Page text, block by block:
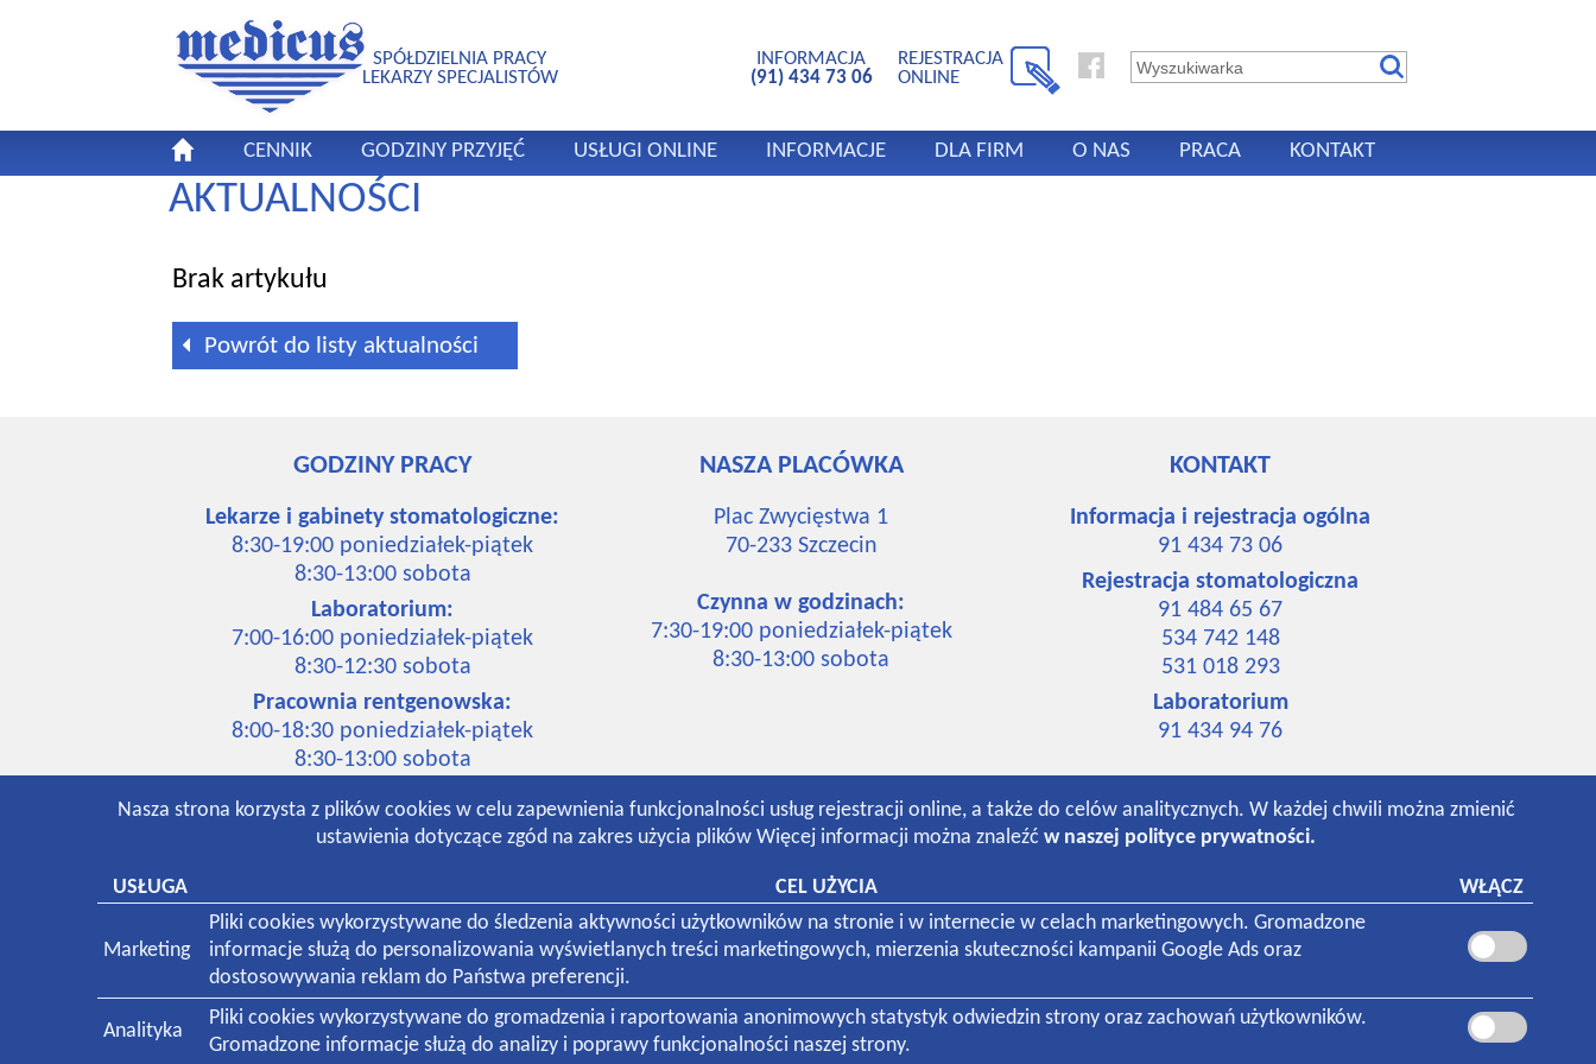
SPÓŁDZIELNIA PRACY
LEKARZY SPECJALISTÓW
INFORMACJA
(91) 434 73 06
REJESTRACJA
ONLINE
CENNIK GODZINY PRZYJĘĆ USŁUGI ONLINE INFORMACJE DLA FIRM O NAS PRACA KONTAKT
AKTUALNOŚCI
Brak artykułu
Powrót do listy aktualności
GODZINY PRACY
Lekarze i gabinety stomatologiczne:
8:30-19:00 poniedziałek-piątek
8:30-13:00 sobota
Laboratorium:
7:00-16:00 poniedziałek-piątek
8:30-12:30 sobota
Pracownia rentgenowska:
8:00-18:30 poniedziałek-piątek
8:30-13:00 sobota
NASZA PLACÓWKA
Plac Zwycięstwa 1
70-233 Szczecin
Czynna w godzinach:
7:30-19:00 poniedziałek-piątek
8:30-13:00 sobota
KONTAKT
Informacja i rejestracja ogólna
91 434 73 06
Rejestracja stomatologiczna
91 484 65 67
534 742 148
531 018 293
Laboratorium
91 434 94 76
Świadczymy usługi medyczne dla pacjentów firm:
Nasza strona korzysta z plików cookies w celu zapewnienia funkcjonalności usług rejestracji online, a także do celów analitycznych. W każdej chwili można zmienić
ustawienia dotyczące zgód na zakres użycia plików Więcej informacji można znaleźć w naszej polityce prywatności.
USŁUGA CEL UŻYCIA WŁĄCZ
Marketing
Pliki cookies wykorzystywane do śledzenia aktywności użytkowników na stronie i w internecie w celach marketingowych. Gromadzone
informacje służą do personalizowania wyświetlanych treści marketingowych, mierzenia skuteczności kampanii Google Ads oraz
dostosowywania reklam do Państwa preferencji.
Analityka
Pliki cookies wykorzystywane do gromadzenia i raportowania anonimowych statystyk odwiedzin strony oraz zachowań użytkowników.
Gromadzone informacje służą do analizy i poprawy funkcjonalności naszej strony.